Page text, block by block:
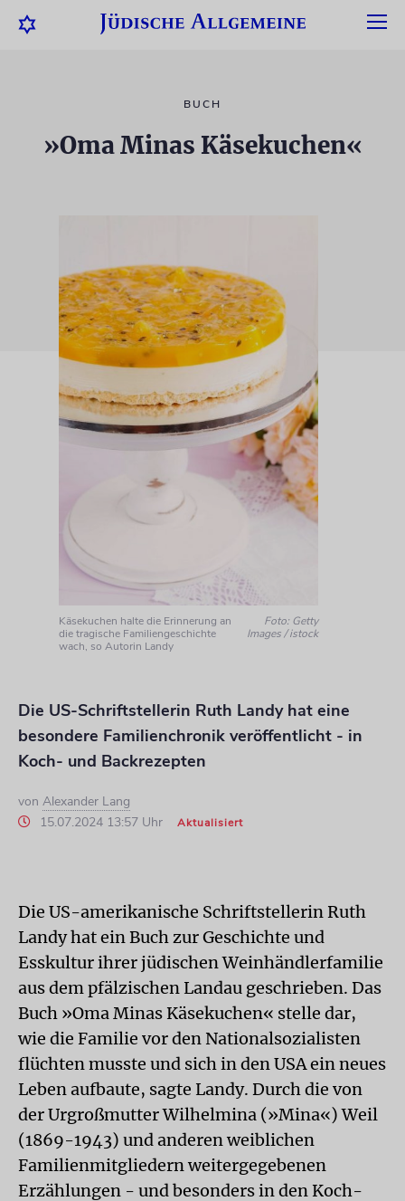
BUCH
»Oma Minas Käsekuchen«
Käsekuchen halte die Erinnerung an
die tragische Familiengeschichte
wach, so Autorin Landy
Foto: Getty
Images / istock
Die US-Schriftstellerin Ruth Landy hat eine
besondere Familienchronik veröffentlicht - in
Koch- und Backrezepten
von Alexander Lang
15.07.2024 13:57 Uhr
Aktualisiert
Die US-amerikanische Schriftstellerin Ruth
Landy hat ein Buch zur Geschichte und
Esskultur ihrer jüdischen Weinhändlerfamilie
aus dem pfälzischen Landau geschrieben. Das
Buch »Oma Minas Käsekuchen« stelle dar,
wie die Familie vor den Nationalsozialisten
flüchten musste und sich in den USA ein neues
Leben aufbaute, sagte Landy. Durch die von
der Urgroßmutter Wilhelmina (»Mina«) Weil
(1869-1943) und anderen weiblichen
Familienmitgliedern weitergegebenen
Erzählungen - und besonders in den Koch-